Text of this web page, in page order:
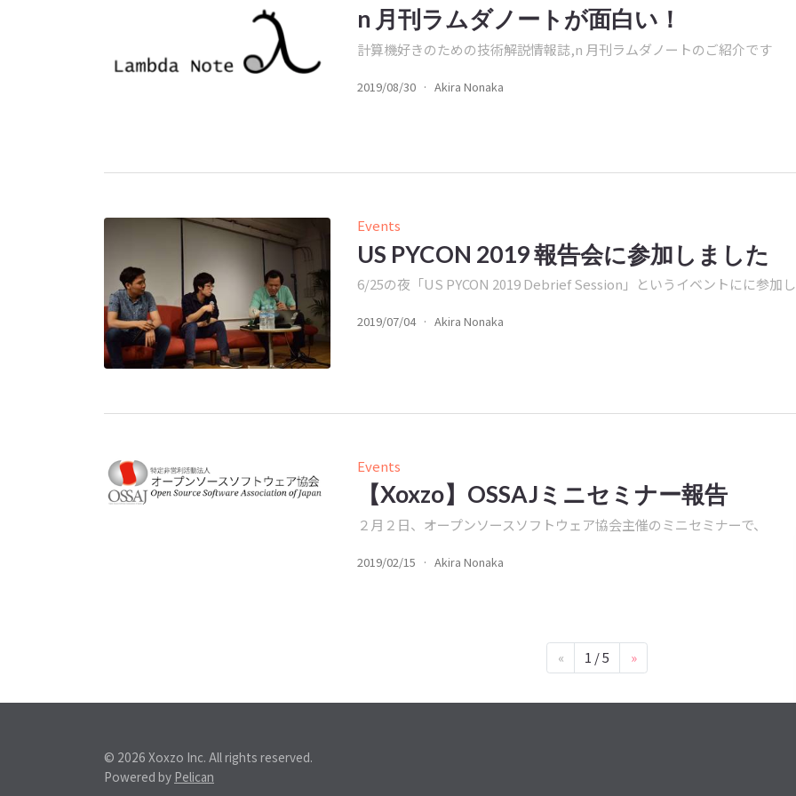
n 月刊ラムダノートが面白い！
計算機好きのための技術解説情報誌,n 月刊ラムダノートのご紹介です
2019/08/30 · Akira Nonaka
Events
US PYCON 2019 報告会に参加しました
6/25の夜「US PYCON 2019 Debrief Session」というイベントにに参加し
2019/07/04 · Akira Nonaka
Events
【Xoxzo】OSSAJミニセミナー報告
２月２日、オープンソースソフトウェア協会主催のミニセミナーで、
2019/02/15 · Akira Nonaka
« 1 / 5 »
© 2026 Xoxzo Inc. All rights reserved.
Powered by Pelican